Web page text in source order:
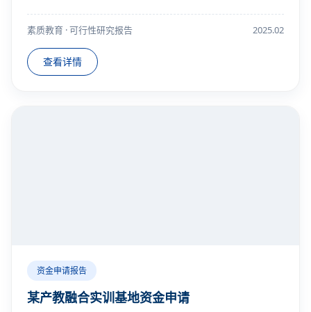
素质教育 · 可行性研究报告 2025.02
查看详情
资金申请报告
某产教融合实训基地资金申请